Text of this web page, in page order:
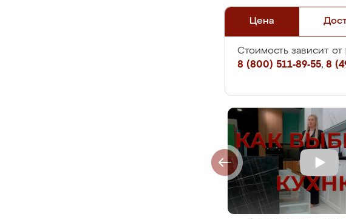
Цена
Стоимость зависит от
8 (800) 511-89-55, 8